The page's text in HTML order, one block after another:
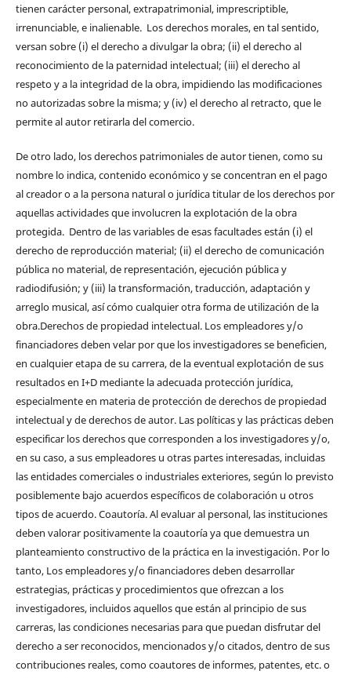
tienen carácter personal, extrapatrimonial, imprescriptible,
irrenunciable, e inalienable. Los derechos morales, en tal sentido,
versan sobre (i) el derecho a divulgar la obra; (ii) el derecho al
reconocimiento de la paternidad intelectual; (iii) el derecho al
respeto y a la integridad de la obra, impidiendo las modificaciones
no autorizadas sobre la misma; y (iv) el derecho al retracto, que le
permite al autor retirarla del comercio.
De otro lado, los derechos patrimoniales de autor tienen, como su
nombre lo indica, contenido económico y se concentran en el pago
al creador o a la persona natural o jurídica titular de los derechos por
aquellas actividades que involucren la explotación de la obra
protegida. Dentro de las variables de esas facultades están (i) el
derecho de reproducción material; (ii) el derecho de comunicación
pública no material, de representación, ejecución pública y
radiodifusión; y (iii) la transformación, traducción, adaptación y
arreglo musical, así cómo cualquier otra forma de utilización de la
obra.Derechos de propiedad intelectual. Los empleadores y/o
financiadores deben velar por que los investigadores se beneficien,
en cualquier etapa de su carrera, de la eventual explotación de sus
resultados en I+D mediante la adecuada protección jurídica,
especialmente en materia de protección de derechos de propiedad
intelectual y de derechos de autor. Las políticas y las prácticas deben
especificar los derechos que corresponden a los investigadores y/o,
en su caso, a sus empleadores u otras partes interesadas, incluidas
las entidades comerciales o industriales exteriores, según lo previsto
posiblemente bajo acuerdos específicos de colaboración u otros
tipos de acuerdo. Coautoría. Al evaluar al personal, las instituciones
deben valorar positivamente la coautoría ya que demuestra un
planteamiento constructivo de la práctica en la investigación. Por lo
tanto, Los empleadores y/o financiadores deben desarrollar
estrategias, prácticas y procedimientos que ofrezcan a los
investigadores, incluidos aquellos que están al principio de sus
carreras, las condiciones necesarias para que puedan disfrutar del
derecho a ser reconocidos, mencionados y/o citados, dentro de sus
contribuciones reales, como coautores de informes, patentes, etc. o